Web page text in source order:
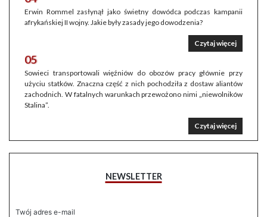
Erwin Rommel zasłynął jako świetny dowódca podczas kampanii
afrykańskiej II wojny. Jakie były zasady jego dowodzenia?
Czytaj więcej
05
Sowieci transportowali więźniów do obozów pracy głównie przy
użyciu statków. Znaczna część z nich pochodziła z dostaw aliantów
zachodnich. W fatalnych warunkach przewożono nimi „niewolników
Stalina”.
Czytaj więcej
NEWSLETTER
Twój adres e-mail